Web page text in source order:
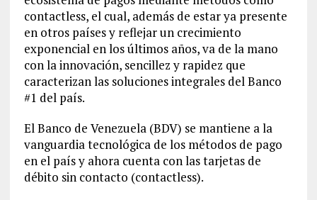
contactless, el cual, además de estar ya presente
en otros países y reflejar un crecimiento
exponencial en los últimos años, va de la mano
con la innovación, sencillez y rapidez que
caracterizan las soluciones integrales del Banco
#1 del país.
El Banco de Venezuela (BDV) se mantiene a la
vanguardia tecnológica de los métodos de pago
en el país y ahora cuenta con las tarjetas de
débito sin contacto (contactless).